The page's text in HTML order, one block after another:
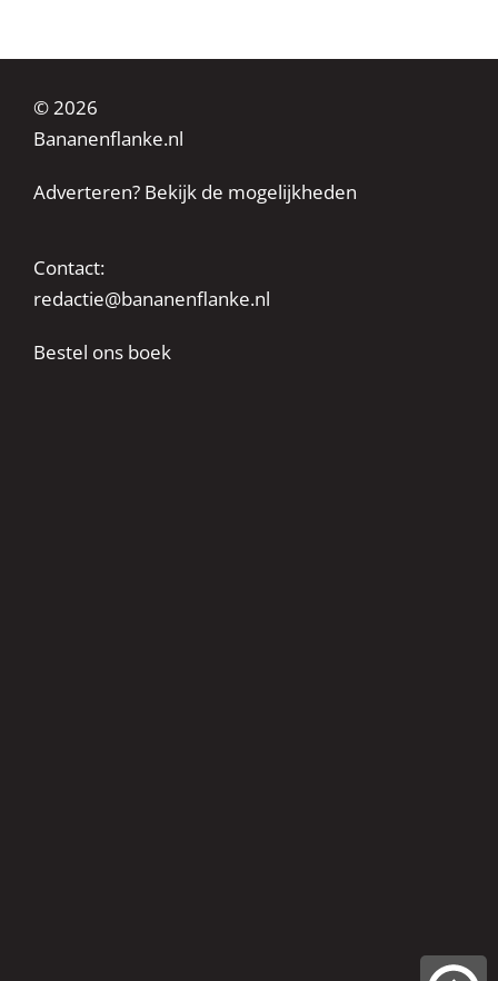
© 2026
Bananenflanke.nl
Adverteren? Bekijk de mogelijkheden
Contact:
redactie@bananenflanke.nl
Bestel ons boek